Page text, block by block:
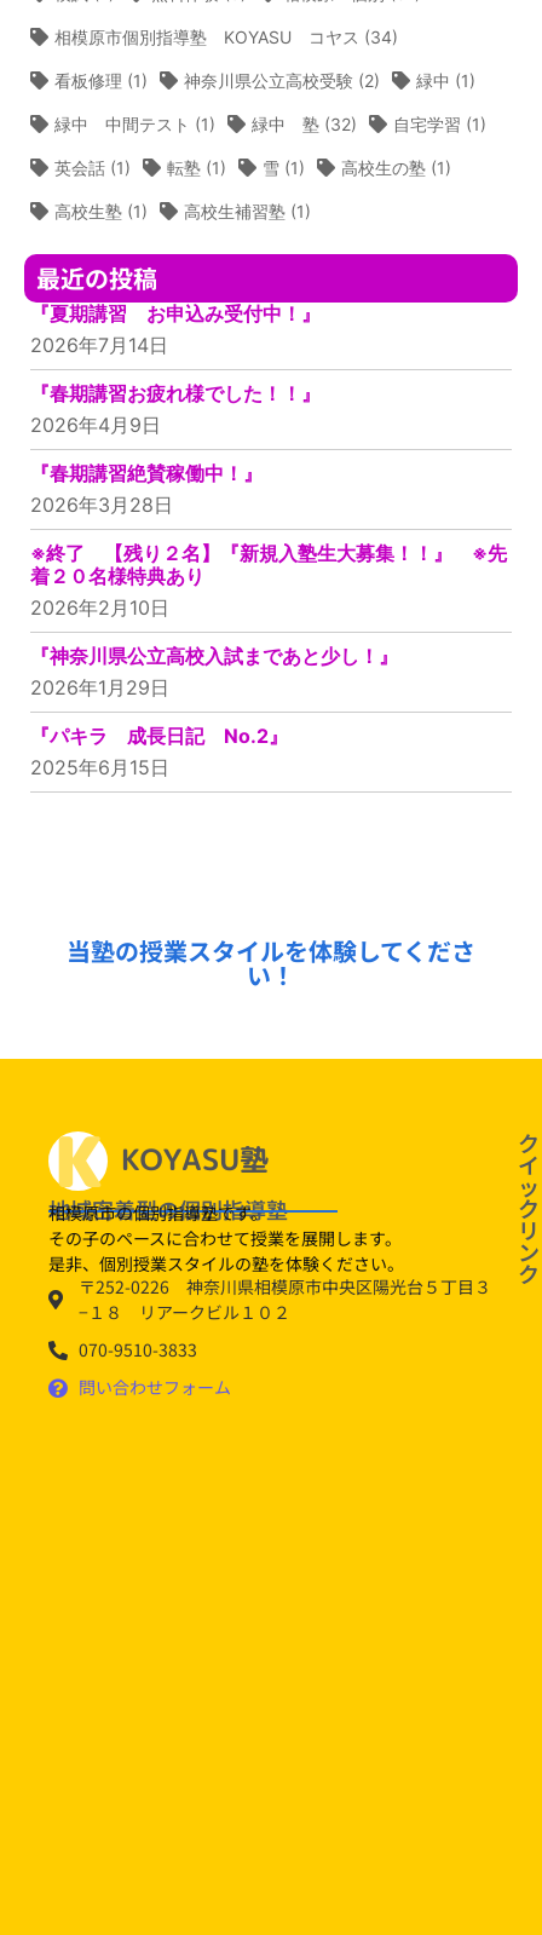
相模原市個別指導塾 KOYASU コヤス (34)
看板修理 (1) 神奈川県公立高校受験 (2) 緑中 (1)
緑中 中間テスト (1) 緑中 塾 (32) 自宅学習 (1)
英会話 (1) 転塾 (1) 雪 (1) 高校生の塾 (1)
高校生塾 (1) 高校生補習塾 (1)
最近の投稿
『夏期講習 お申込み受付中！』
2026年7月14日
『春期講習お疲れ様でした！！』
2026年4月9日
『春期講習絶賛稼働中！』
2026年3月28日
※終了 【残り２名】『新規入塾生大募集！！』 ※先
着２０名様特典あり
2026年2月10日
『神奈川県公立高校入試まであと少し！』
2026年1月29日
『パキラ 成長日記 No.2』
2025年6月15日
当塾の授業スタイルを体験してくださ
い！
地域密着型の個別指導塾
相模原市の個別指導塾です。
その子のペースに合わせて授業を展開します。
是非、個別授業スタイルの塾を体験ください。
〒252-0226 神奈川県相模原市中央区陽光台５丁目３
−１８ リアークビル１０２
070-9510-3833
問い合わせフォーム
ク
イ
ッ
ク
リ
ン
ク